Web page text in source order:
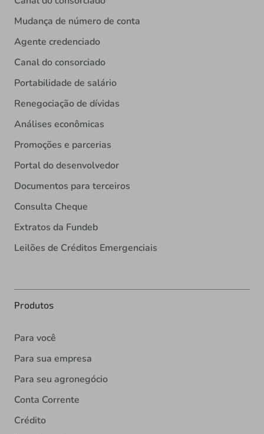
Mudança de número de conta
Agente credenciado
Canal do consorciado
Portabilidade de salário
Renegociação de dívidas
Análises econômicas
Promoções e parcerias
Portal do desenvolvedor
Documentos para terceiros
Consulta Cheque
Extratos da Fundeb
Leilões de Créditos Emergenciais
Produtos
Para você
Para sua empresa
Para seu agronegócio
Conta Corrente
Crédito